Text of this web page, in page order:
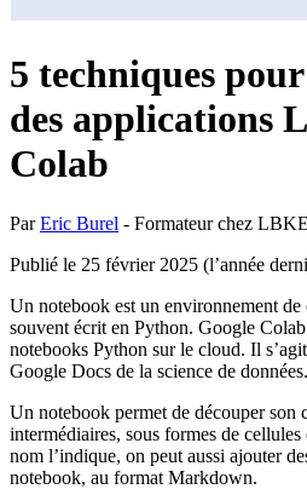
5 techniques
des applications
Colab
ParEric Burel - Formateur chez LBKE
Publié le 25 février 2025 (l’année
Un notebook est un environnement
souvent écrit en Python. Google
notebooks Python sur le cloud. Il
Google Docs de la science de données.
Un notebook permet de découper son
intermédiaires, sous formes de
nom l’indique, on peut aussi ajouter
notebook, au format Markdown.